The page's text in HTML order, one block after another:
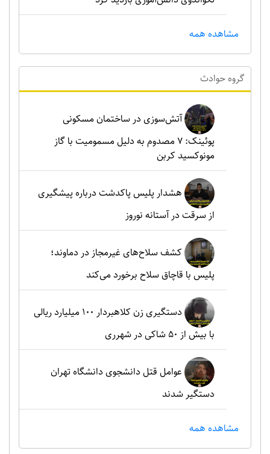
مشاهده همه
گروه حوادث
آتش‌سوزی در ساختمان مسکونی
پوئینک: 7 مصدوم به دلیل مسمومیت با گاز
مونوکسید کربن
هشدار پلیس پاکدشت درباره پیشگیری
از سرقت در آستانه نوروز
کشف سلاح‌های غیرمجاز در دماوند؛
پلیس با قاچاق سلاح برخورد می‌کند
دستگیری زن کلاهبردار ۱۰۰ میلیارد ریالی
با بیش از ۵۰ شاکی در شهرری
عوامل قتل دانشجوی دانشگاه تهران
دستگیر شدند
مشاهده همه